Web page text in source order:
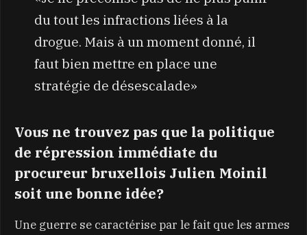
du tout les infractions liées à la
drogue. Mais à un moment donné, il
faut bien mettre en place une
stratégie de désescalade»
Vous ne trouvez pas que la politique
de répression immédiate du
procureur bruxellois Julien Moinil
soit une bonne idée?
Une guerre se caractérise par le fait que les armes